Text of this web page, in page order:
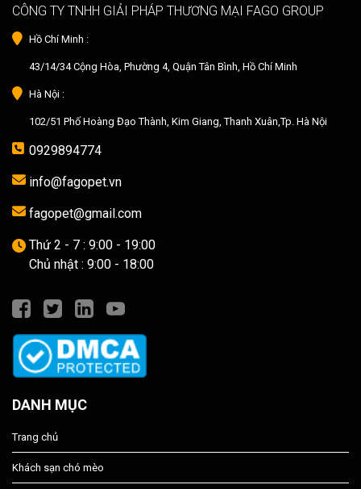
CÔNG TY TNHH GIẢI PHÁP THƯƠNG MẠI FAGO GROUP
Hồ Chí Minh :
43/14/34 Cộng Hòa, Phường 4, Quận Tân Bình, Hồ Chí Minh
Hà Nội :
102/51 Phố Hoàng Đạo Thành, Kim Giang, Thanh Xuân,Tp. Hà Nội
0929894774
info@fagopet.vn
fagopet@gmail.com
Thứ 2 - 7 : 9:00 - 19:00
Chủ nhật : 9:00 - 18:00
DANH MỤC
Trang chủ
Khách sạn chó mèo